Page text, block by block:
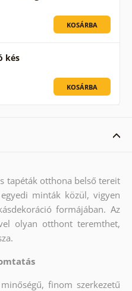
KOSÁRBA
kés
KOSÁRBA
tapéták otthona belső tereit
minták közül, vigyen
formájában. Az
olyan otthont teremthet,
finom szerkezetű